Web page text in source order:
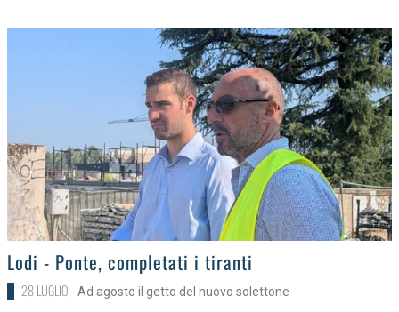
>Lodi - Ponte, completati i tiranti
28 LUGLIO Ad agosto il getto del nuovo solettone